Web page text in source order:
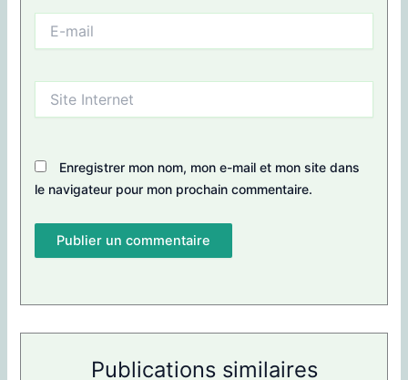
mail
Internet
Enregistrer mon nom, mon e-mail et mon site dans
le navigateur pour mon prochain commentaire.
Publications similaires